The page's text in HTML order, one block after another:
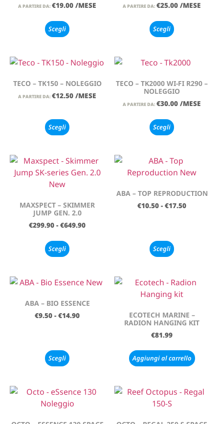
A PARTIRE DA: €19.00 /MESE
Scegli
A PARTIRE DA: €25.00 /MESE
Scegli
TECO – TK150 – NOLEGGIO
A PARTIRE DA: €12.50 /MESE
Scegli
TECO – TK2000 WI-FI R290 –
NOLEGGIO
A PARTIRE DA: €30.00 /MESE
Scegli
MAXSPECT – SKIMMER
JUMP GEN. 2.0
€299.90 - €649.90
Scegli
ABA – TOP REPRODUCTION
€10.50 - €17.50
Scegli
ABA – BIO ESSENCE
€9.50 - €14.90
Scegli
ECOTECH MARINE –
RADION HANGING KIT
€81.99
Aggiungi al carrello